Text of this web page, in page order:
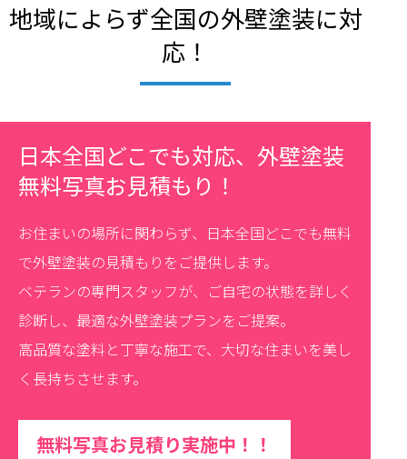
地域によらず全国の外壁塗装に対
応！
日本全国どこでも対応、外壁塗装
無料写真お見積もり！
お住まいの場所に関わらず、日本全国どこでも無料
で外壁塗装の見積もりをご提供します。
ベテランの専門スタッフが、ご自宅の状態を詳しく
診断し、最適な外壁塗装プランをご提案。
高品質な塗料と丁寧な施工で、大切な住まいを美し
く長持ちさせます。
無料写真お見積り実施中！！